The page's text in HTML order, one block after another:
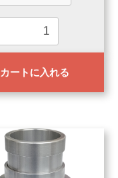
カートに入れる